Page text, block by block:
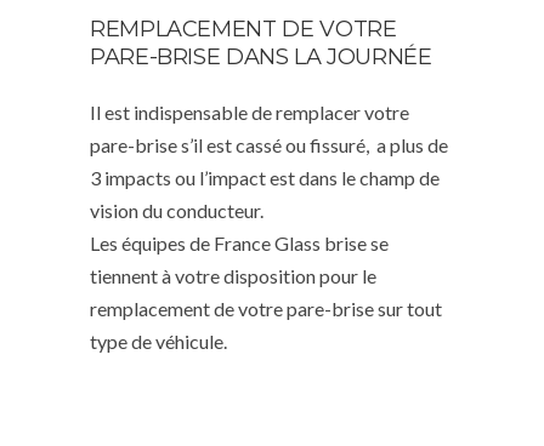
REMPLACEMENT DE VOTRE
PARE-BRISE DANS LA JOURNÉE
Il est indispensable de remplacer votre
pare-brise s’il est cassé ou fissuré, a plus de
3 impacts ou l’impact est dans le champ de
vision du conducteur.
Les équipes de France Glass brise se
tiennent à votre disposition pour le
remplacement de votre pare-brise sur tout
type de véhicule.